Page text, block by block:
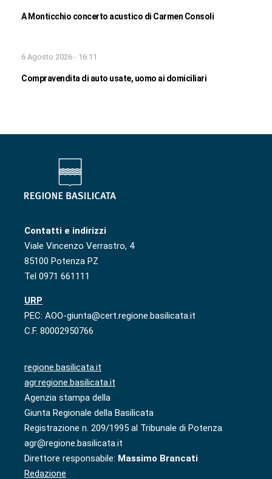
A Monticchio concerto acustico di Carmen Consoli
6 Agosto 2026 - 16:11
Compravendita di auto usate, uomo ai domiciliari
Contatti e indirizzi
Viale Vincenzo Verrastro, 4
85100 Potenza PZ
Tel 0971 661111
URP
PEC: AOO-giunta@cert.regione.basilicata.it
C.F. 80002950766
regione.basilicata.it
agr.regione.basilicata.it
Agenzia stampa della
Giunta Regionale della Basilicata
Registrazione n. 209/1995 al Tribunale di Potenza
agr@regione.basilicata.it
Direttore responsabile: Massimo Brancati
Redazione